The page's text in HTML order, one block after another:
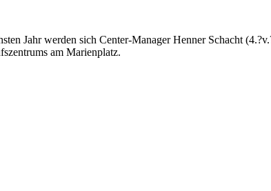
Jahr werden sich Center-Manager Henner Schacht
am Marienplatz.